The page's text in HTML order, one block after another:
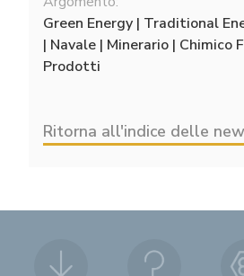
Green Energy | Traditional
| Navale | Minerario | Chimico
Prodotti
Ritorna all'indice delle